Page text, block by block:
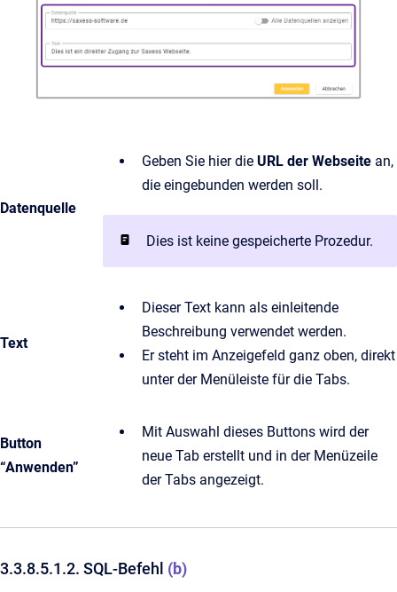
Datenquelle
Geben Sie hier die URL der Webseite an,
die eingebunden werden soll.
Dies ist keine gespeicherte Prozedur.
Text
Dieser Text kann als einleitende
Beschreibung verwendet werden.
Er steht im Anzeigefeld ganz oben, direkt
unter der Menüleiste für die Tabs.
Button
“Anwenden”
Mit Auswahl dieses Buttons wird der
neue Tab erstellt und in der Menüzeile
der Tabs angezeigt.
3.3.8.5.1.2. SQL-Befehl (b)